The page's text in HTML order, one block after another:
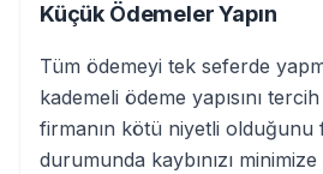
Küçük Ödemeler Yapın
Tüm ödemeyi tek seferde
kademeli ödeme yapısını
firmanın kötü niyetli olduğunu
durumunda kaybınızı